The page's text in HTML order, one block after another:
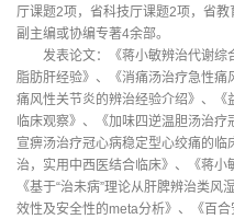
厅课题2项，省科技厅课题2项，省教
副主编或协编专著4余部。
发表论文：《蒋小敏辨治代谢综
脂肪肝经验》、《消痛汤治疗急性
痛风性关节炎的辨治经验介绍》、《
临床观察》、《加味四逆温胆汤治
宣痹汤治疗冠心病稳定型心绞痛的
治，实用中西医结合临床》、《蒋小
《基于“治未病”理论从肝脾辨治类
效性及安全性的meta分析》、《百